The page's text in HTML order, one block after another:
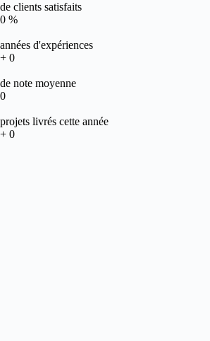
de clients satisfaits
0 %
années d'expériences
+ 0
de note moyenne
0
projets livrés cette année
+ 0